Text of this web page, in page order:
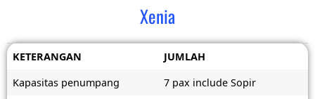
Xenia
KETERANGAN
JUMLAH
Kapasitas penumpang
7 pax include Sopir